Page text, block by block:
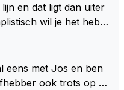
en dat ligt dan uiter
wil je het hebb
Red Bull bochtgri
Dat is iets wat vaker
aan bet stuur.
eens met Jos en ben
ook trots op de